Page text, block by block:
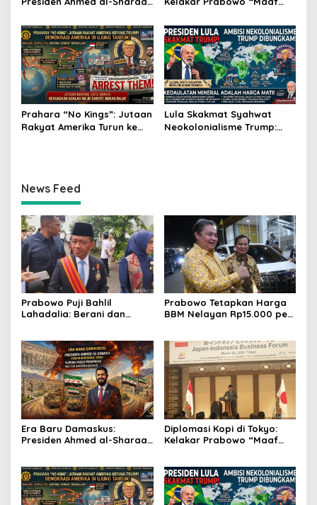
Suriah Pasca-Penarikan
Militer Amerika Serikat
Lebih Enak!” Guncang
Forum Bisnis Jepang
Prahara “No Kings”: Jutaan
Rakyat Amerika Turun ke
Lula Skakmat Syahwat
Neokolonialisme Trump:
News Feed
Prabowo Puji Bahlil
Lahadalia: Berani dan
Prabowo Tetapkan Harga
BBM Nelayan Rp15.000 per
Era Baru Damaskus:
Presiden Ahmed al-Sharaa
Militer Amerika Serikat
Diplomasi Kopi di Tokyo:
Kelakar Prabowo “Maaf
Forum Bisnis Jepang